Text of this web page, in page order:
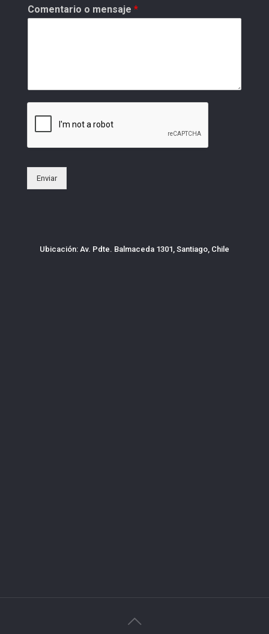
Comentario o mensaje *
Enviar
Ubicación: Av. Pdte. Balmaceda 1301, Santiago, Chile